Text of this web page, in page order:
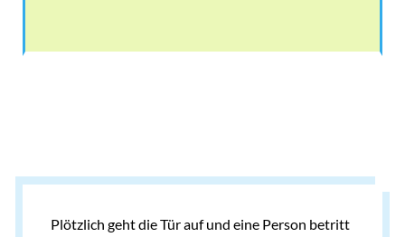
Plötzlich geht die Tür auf und eine Person betritt